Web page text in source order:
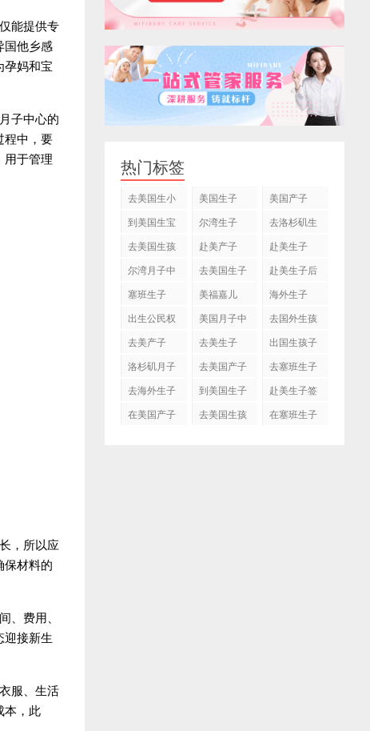
能提供专
国他乡感
孕妈和宝
子中心的
程中，要
用于管理
，所以应
保材料的
费用、
迎接新生
服、生活
本，此
热门标签
去美国生小
美国生子
美国产子
到美国生宝
尔湾生子
去洛杉矶生
去美国生孩
赴美产子
赴美生子
尔湾月子中
去美国生子
赴美生子后
塞班生子
美福嘉儿
海外生子
出生公民权
美国月子中
去国外生孩
去美产子 去美生子
出国生孩子
洛杉矶月子
去美国产子
去塞班生子
去海外生子
到美国生子
赴美生子签
在美国产子
去美国生孩
在塞班生子